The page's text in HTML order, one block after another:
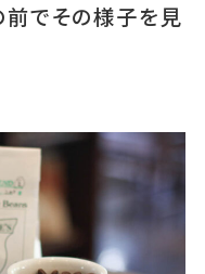
前でその様子を見